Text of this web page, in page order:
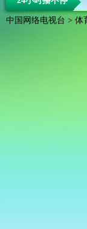
中国网络电视台 > 体